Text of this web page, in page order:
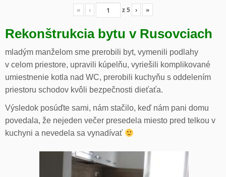
« ‹ z5 › »
Rekonštrukcia bytu v Rusovciach
mladým manželom sme prerobili byt, vymenili podlahy
v celom priestore, upravili kúpelňu, vyriešili komplikované
umiestnenie kotla nad WC, prerobili kuchyňu s oddelením
priestoru schodov kvôli bezpečnosti dieťaťa.
Výsledok posúďte sami, nám stačilo, keď nám pani domu
povedala, že nejeden večer presedela miesto pred telkou v
kuchyni a nevedela sa vynadívať